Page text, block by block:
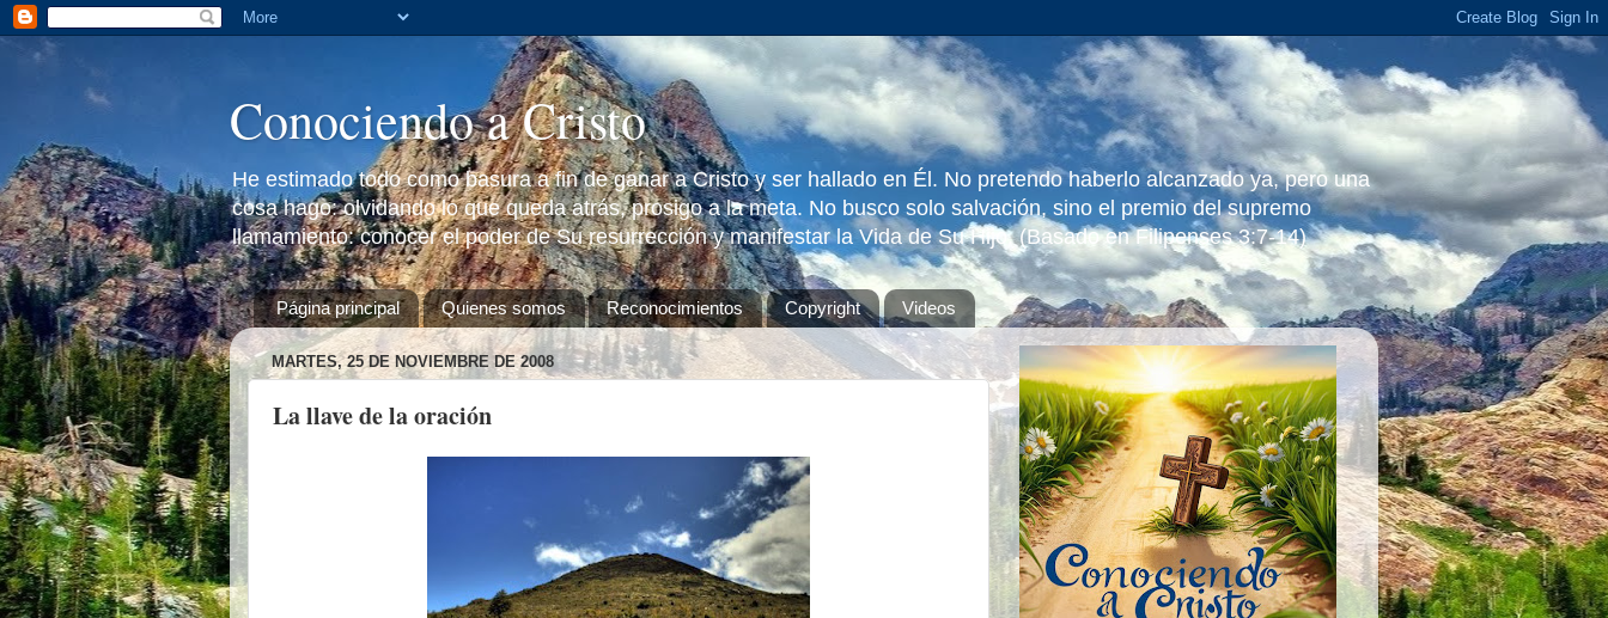
Conociendo a Cristo
He estimado todo como basura a fin de ganar a Cristo y ser hallado en Él. No pretendo haberlo alcanzado ya, pero una
cosa hago: olvidando lo que queda atrás, prosigo a la meta. No busco solo salvación, sino el premio del supremo
llamamiento: conocer el poder de Su resurrección y manifestar la Vida de Su Hijo. (Basado en Filipenses 3:7-14)
Página principal Quienes somos Reconocimientos Copyright Videos
MARTES, 25 DE NOVIEMBRE DE 2008
La llave de la oración